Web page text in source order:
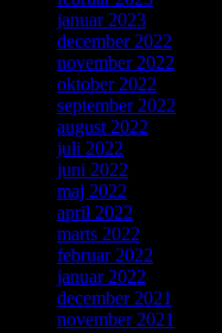
januar 2023
december 2022
november 2022
oktober 2022
september 2022
august 2022
juli 2022
juni 2022
maj 2022
april 2022
marts 2022
februar 2022
januar 2022
december 2021
november 2021